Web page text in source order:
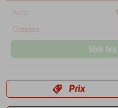
Août
Octobre
Voir
Prix